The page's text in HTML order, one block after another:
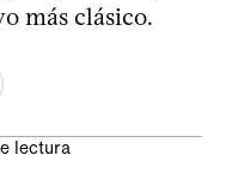
más clásico.
lectura